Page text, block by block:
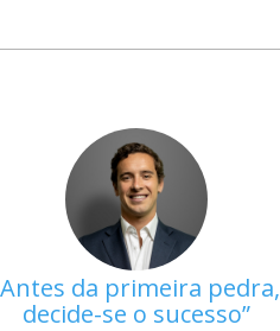
Antes da primeira pedra,
decide-se o sucesso